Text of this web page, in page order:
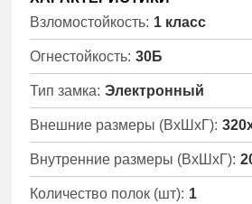
Взломостойкость: 1 класс
Огнестойкость: 30Б
Тип замка: Электронный
Внешние размеры (ВхШхГ):
Внутренние размеры (ВхШхГ):
Количество полок (шт): 1